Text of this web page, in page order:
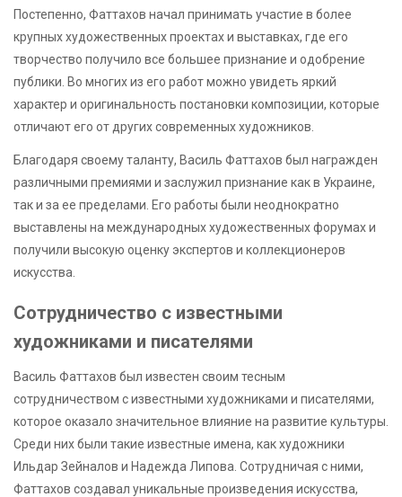
Постепенно, Фаттахов начал принимать участие в более
крупных художественных проектах и выставках, где его
творчество получило все большее признание и одобрение
публики. Во многих из его работ можно увидеть яркий
характер и оригинальность постановки композиции, которые
отличают его от других современных художников.
Благодаря своему таланту, Василь Фаттахов был награжден
различными премиями и заслужил признание как в Украине,
так и за ее пределами. Его работы были неоднократно
выставлены на международных художественных форумах и
получили высокую оценку экспертов и коллекционеров
искусства.
Сотрудничество с известными
художниками и писателями
Василь Фаттахов был известен своим тесным
сотрудничеством с известными художниками и писателями,
которое оказало значительное влияние на развитие культуры.
Среди них были такие известные имена, как художники
Ильдар Зейналов и Надежда Липова. Сотрудничая с ними,
Фаттахов создавал уникальные произведения искусства,